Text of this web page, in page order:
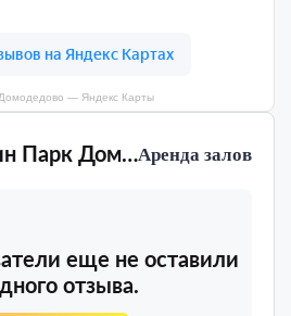
VIP-зал №2 Грин Парк ДомодедовоАренда залов
еще не оставили
отзыва.
— Яндекс Карты